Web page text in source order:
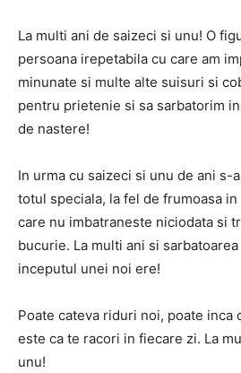
La multi ani de saizeci si unu! O
persoana irepetabila cu care am
minunate si multe alte suisuri si
pentru prietenie si sa sarbatorim
de nastere!
In urma cu saizeci si unu de ani s-
totul speciala, la fel de frumoasa
care nu imbatraneste niciodata si
bucurie. La multi ani si
inceputul unei noi ere!
Poate cateva riduri noi, poate inca
este ca te racori in fiecare zi. La
unu!